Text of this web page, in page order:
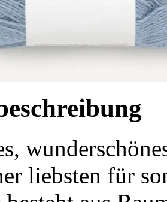
liebsten für